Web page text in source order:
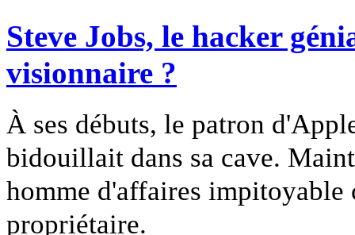
Steve Jobs, le hacker
visionnaire ?
À ses débuts, le patron
bidouillait dans sa cave.
homme d'affaires
propriétaire.